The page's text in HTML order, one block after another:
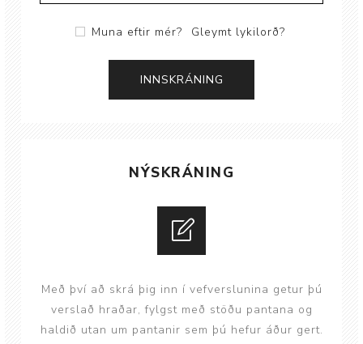
Muna eftir mér? Gleymt lykilorð?
NÝSKRÁNING
Með því að skrá þig inn í vefverslunina getur þú
verslað hraðar, fylgst með stöðu pantana og
haldið utan um pantanir sem þú hefur áður gert.